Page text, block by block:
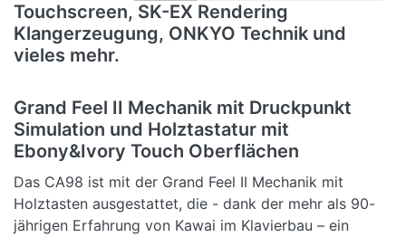
Touchscreen, SK-EX Rendering
Klangerzeugung, ONKYO Technik und
vieles mehr.
Grand Feel II Mechanik mit Druckpunkt
Simulation und Holztastatur mit
Ebony&Ivory Touch Oberflächen
Das CA98 ist mit der Grand Feel II Mechanik mit
Holztasten ausgestattet, die - dank der mehr als 90-
jährigen Erfahrung von Kawai im Klavierbau – ein